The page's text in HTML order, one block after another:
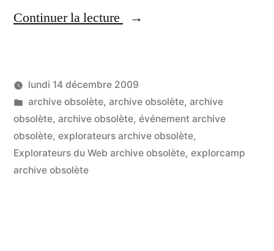
Continuer la lecture
« Initiation
sociaux
à
l’usage
des
Publié
par
LucL
lundi 14 décembre 2009
Publié
dans
archive obsolète, archive obsolète, archive
obsolète, archive obsolète, événement archive
obsolète, explorateurs archive obsolète,
Explorateurs du Web archive obsolète, explorcamp
archive obsolète